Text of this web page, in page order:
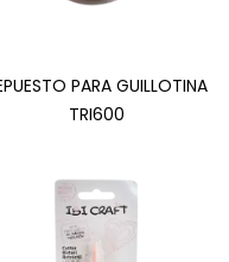
PARA GUILLOTINA
TRI600